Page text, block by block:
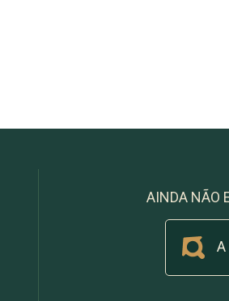
AINDA NÃO
A